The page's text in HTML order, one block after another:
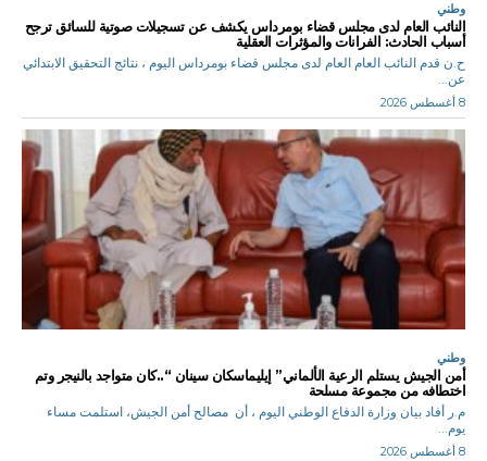
وطني
النائب العام لدى مجلس قضاء بومرداس يكشف عن تسجيلات صوتية للسائق ترجح
أسباب الحادث: الفرانات والمؤثرات العقلية
ح.ن قدم النائب العام العام لدى مجلس قضاء بومرداس اليوم ، نتائج التحقيق الابتدائي
عن...
8 أغسطس 2026
وطني
أمن الجيش يستلم الرعية الألماني” إيليماسكان سينان “..كان متواجد بالنيجر وتم
اختطافه من مجموعة مسلحة
م.ر أفاد بيان وزارة الدفاع الوطني اليوم ، أن مصالح أمن الجيش، استلمت مساء
يوم...
8 أغسطس 2026